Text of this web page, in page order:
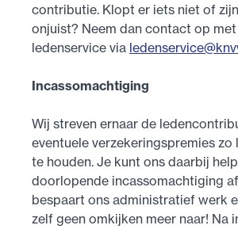
contributie. Klopt er iets niet of
onjuist? Neem dan contact op
ledenservice via
Incassomachtiging
Wij streven ernaar de
eventuele verzekeringspremies
te houden. Je kunt ons daarbij
doorlopende incassomachtiging
bespaart ons administratief werk
zelf geen omkijken meer naar! Na